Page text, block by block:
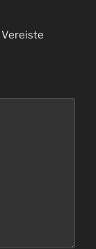
Vereiste